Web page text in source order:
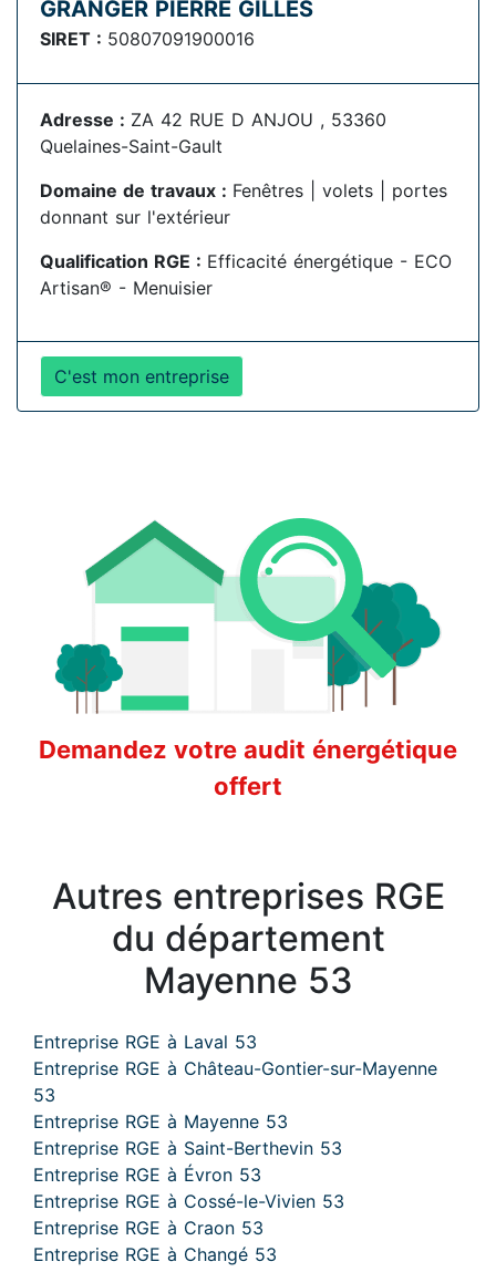
GRANGER PIERRE GILLES
SIRET : 50807091900016
Adresse : ZA 42 RUE D ANJOU , 53360
Quelaines-Saint-Gault
Domaine de travaux : Fenêtres | volets | portes
donnant sur l'extérieur
Qualification RGE : Efficacité énergétique - ECO
Artisan® - Menuisier
C'est mon entreprise
Demandez votre audit énergétique
offert
Autres entreprises RGE
du département
Mayenne 53
Entreprise RGE à Laval 53
Entreprise RGE à Château-Gontier-sur-Mayenne
53
Entreprise RGE à Mayenne 53
Entreprise RGE à Saint-Berthevin 53
Entreprise RGE à Évron 53
Entreprise RGE à Cossé-le-Vivien 53
Entreprise RGE à Craon 53
Entreprise RGE à Changé 53